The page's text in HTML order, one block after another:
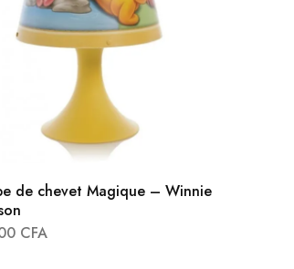
de chevet Magique – Winnie
CFA